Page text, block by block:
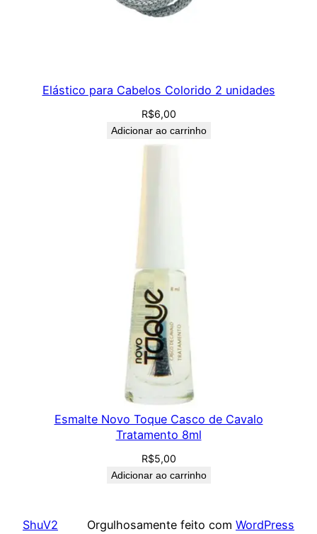
Elástico para Cabelos Colorido 2 unidades
R$6,00
Adicionar ao carrinho
Esmalte Novo Toque Casco de Cavalo
Tratamento 8ml
R$5,00
Adicionar ao carrinho
ShuV2 Orgulhosamente feito com WordPress